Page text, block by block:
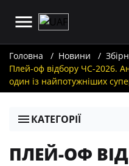
Головна Новини
Плей-оф відбору ЧС-2026.
один із найпотужніших
КАТЕГОРІЇ
ПЛЕЙ-ОФ